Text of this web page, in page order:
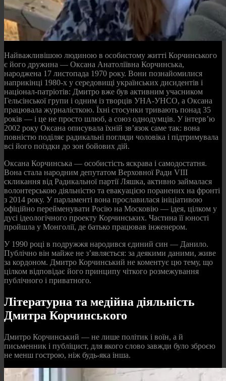
Найважливішою людиною в особистому житті Корчинського
є його дружина — Оксана Анатоліївна Корчинська,
народжена 17 листопада 1970 року. Вони познайомилися
наприкінці 1980-х у середовищі українських дисидентів і
націонал-патріотів: Дмитро вже був активним учасником
Гельсінської групи і одним із творців УНА-УНСО, а Оксана
працювала журналісткою. Їхні стосунки тривають понад 35
років — і це не просто шлюб, а союз однодумців. У інтерв’ю
2002 року Оксана описувала їхній зв’язок саме так: вона
повністю поділяє радикальні погляди чоловіка і підтримувала
всі його поїздки до зон бойових дій.
Оксана Корчинська — особистість яскрава і самодостатня.
Вона стала народним депутатом Верховної Ради VIII
скликання від Радикальної партії Ляшка, активно займалася
волонтерською діяльністю та евакуацією поранених на фронті
з 2014 року. У парламенті вона прославилася ініціативою
офіційно перейменувати Росію на Московію — ідея, цілком у
дусі ідеологічного проекту Корчинських. Частина її юності
пройшла у Монголії, де батько працював інженером.
У 1990 році в подружжя народився єдиний син — Данило.
Публічно він майже не з’являється: за деякими даними, живе
за кордоном. Дмитро Корчинський не коментує цю тему, що
цілком відповідає його принципу чіткого розмежування
публічного і приватного.
Літературна та медійна діяльність
Дмитра Корчинського
Дмитро Корчинський — не лише політик і воїн, а й
письменник і публіцист, для якого слово завжди було зброєю
не менш гострою, ніж будь-яка інша.